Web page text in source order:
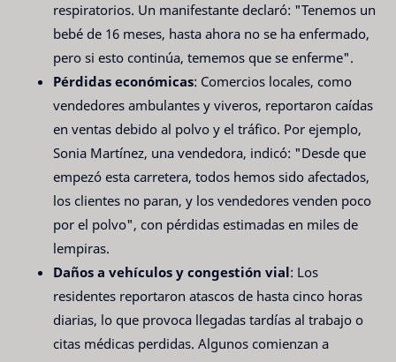
respiratorios. Un manifestante declaró: "Tenemos un
bebé de 16 meses, hasta ahora no se ha enfermado,
pero si esto continúa, tememos que se enferme".
Pérdidas económicas: Comercios locales, como
vendedores ambulantes y viveros, reportaron caídas
en ventas debido al polvo y el tráfico. Por ejemplo,
Sonia Martínez, una vendedora, indicó: "Desde que
empezó esta carretera, todos hemos sido afectados,
los clientes no paran, y los vendedores venden poco
por el polvo", con pérdidas estimadas en miles de
lempiras.
Daños a vehículos y congestión vial: Los
residentes reportaron atascos de hasta cinco horas
diarias, lo que provoca llegadas tardías al trabajo o
citas médicas perdidas. Algunos comienzan a